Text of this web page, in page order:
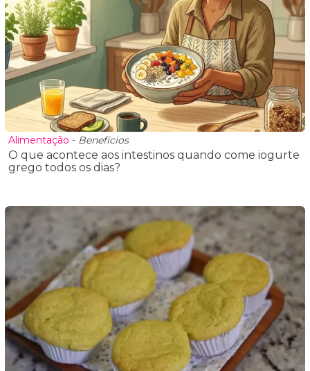
Alimentação - Benefícios
O que acontece aos intestinos quando come iogurte
grego todos os dias?